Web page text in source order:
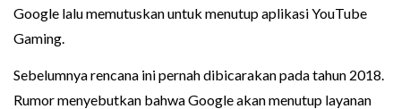
Google lalu memutuskan untuk menutup aplikasi YouTube
Gaming.
Sebelumnya rencana ini pernah dibicarakan pada tahun 2018.
Rumor menyebutkan bahwa Google akan menutup layanan